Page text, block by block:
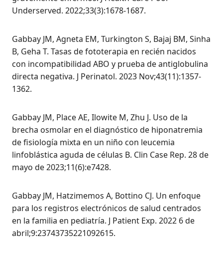
Underserved. 2022;33(3):1678-1687.
Gabbay JM, Agneta EM, Turkington S, Bajaj BM, Sinha
B, Geha T. Tasas de fototerapia en recién nacidos
con incompatibilidad ABO y prueba de antiglobulina
directa negativa. J Perinatol. 2023 Nov;43(11):1357-
1362.
Gabbay JM, Place AE, Ilowite M, Zhu J. Uso de la
brecha osmolar en el diagnóstico de hiponatremia
de fisiología mixta en un niño con leucemia
linfoblástica aguda de células B. Clin Case Rep. 28 de
mayo de 2023;11(6):e7428.
Gabbay JM, Hatzimemos A, Bottino CJ. Un enfoque
para los registros electrónicos de salud centrados
en la familia en pediatría. J Patient Exp. 2022 6 de
abril;9:23743735221092615.